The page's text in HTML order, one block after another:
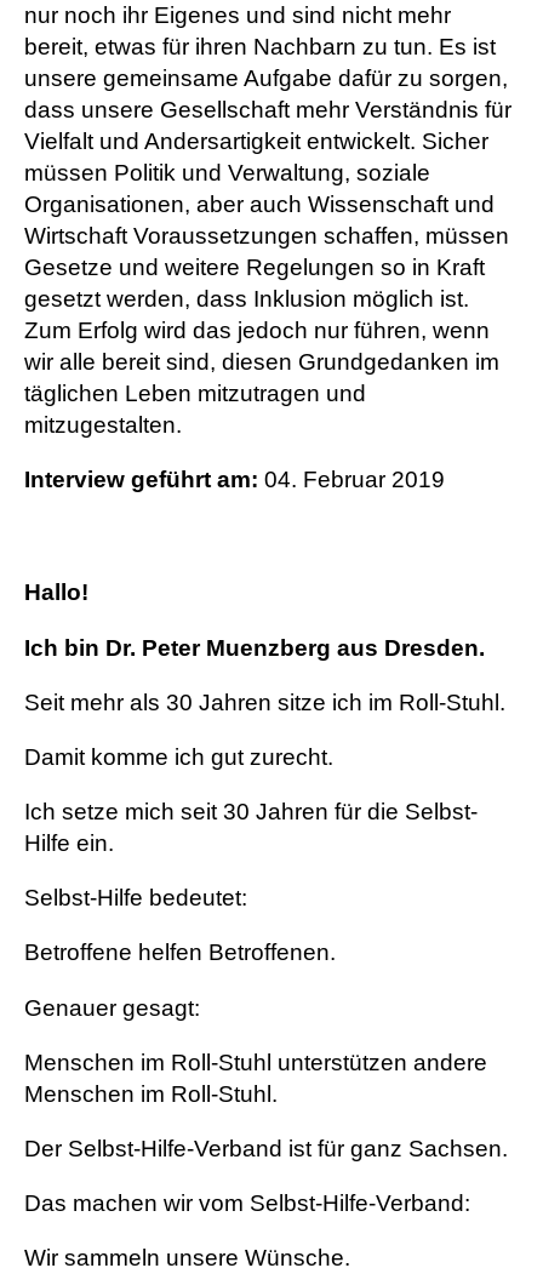
nur noch ihr Eigenes und sind nicht mehr
bereit, etwas für ihren Nachbarn zu tun. Es ist
unsere gemeinsame Aufgabe dafür zu sorgen,
dass unsere Gesellschaft mehr Verständnis für
Vielfalt und Andersartigkeit entwickelt. Sicher
müssen Politik und Verwaltung, soziale
Organisationen, aber auch Wissenschaft und
Wirtschaft Voraussetzungen schaffen, müssen
Gesetze und weitere Regelungen so in Kraft
gesetzt werden, dass Inklusion möglich ist.
Zum Erfolg wird das jedoch nur führen, wenn
wir alle bereit sind, diesen Grundgedanken im
täglichen Leben mitzutragen und
mitzugestalten.
Interview geführt am: 04. Februar 2019
Hallo!
Ich bin Dr. Peter Muenzberg aus Dresden.
Seit mehr als 30 Jahren sitze ich im Roll-Stuhl.
Damit komme ich gut zurecht.
Ich setze mich seit 30 Jahren für die Selbst-
Hilfe ein.
Selbst-Hilfe bedeutet:
Betroffene helfen Betroffenen.
Genauer gesagt:
Menschen im Roll-Stuhl unterstützen andere
Menschen im Roll-Stuhl.
Der Selbst-Hilfe-Verband ist für ganz Sachsen.
Das machen wir vom Selbst-Hilfe-Verband:
Wir sammeln unsere Wünsche.